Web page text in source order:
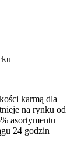
karmą dla
na rynku od
asortymentu
24 godzin